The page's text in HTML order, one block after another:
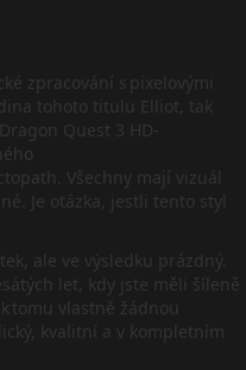
zpracování s pixelovými
tohoto titulu Elliot, tak
Quest 3 HD-
Všechny mají vizuál
Je otázka, jestli tento styl
ale ve výsledku prázdný.
let, kdy jste měli šíleně
tomu vlastně žádnou
kvalitní a v kompletním